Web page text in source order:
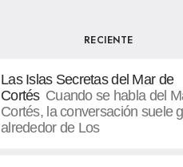
RECIENTE
Las Islas Secretas del Mar de
Cortés Cuando se habla del
Cortés, la conversación suele
alrededor de Los